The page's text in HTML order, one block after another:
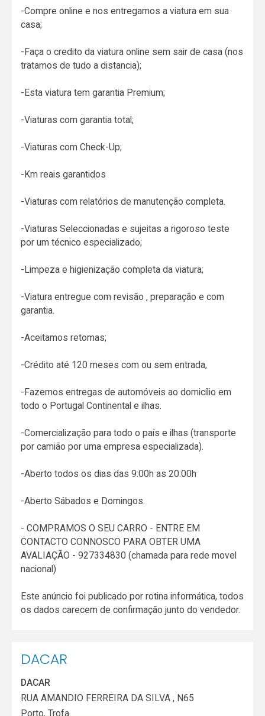
-Compre online e nos entregamos a viatura em sua
casa;
-Faça o credito da viatura online sem sair de casa (nos
tratamos de tudo a distancia);
-Esta viatura tem garantia Premium;
-Viaturas com garantia total;
-Viaturas com Check-Up;
-Km reais garantidos
-Viaturas com relatórios de manutenção completa.
-Viaturas Seleccionadas e sujeitas a rigoroso teste
por um técnico especializado;
-Limpeza e higienização completa da viatura;
-Viatura entregue com revisão , preparação e com
garantia.
-Aceitamos retomas;
-Crédito até 120 meses com ou sem entrada,
-Fazemos entregas de automóveis ao domicílio em
todo o Portugal Continental e ilhas.
-Comercialização para todo o país e ilhas (transporte
por camião por uma empresa especializada).
-Aberto todos os dias das 9:00h as 20:00h
-Aberto Sábados e Domingos.
- COMPRAMOS O SEU CARRO - ENTRE EM
CONTACTO CONNOSCO PARA OBTER UMA
AVALIAÇÃO - 927334830 (chamada para rede movel
nacional)
Este anúncio foi publicado por rotina informática, todos
os dados carecem de confirmação junto do vendedor.
DACAR
DACAR
RUA AMANDIO FERREIRA DA SILVA , N65
Porto,Trofa